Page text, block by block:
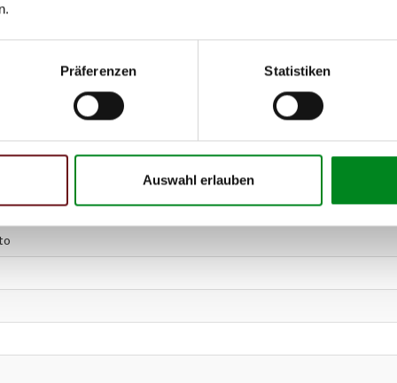
Präferenzen Statistiken
Auswahl erlauben